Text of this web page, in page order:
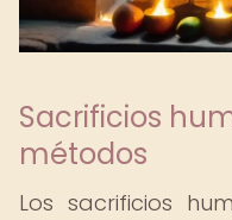
Sacrificios
métodos
Los sacrificios